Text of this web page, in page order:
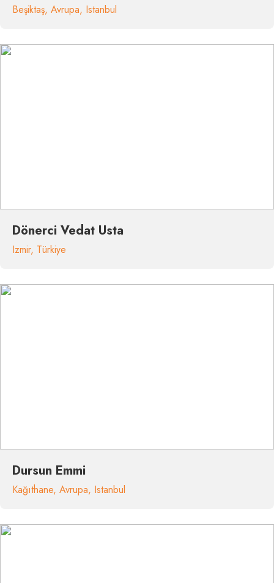
Beşiktaş, Avrupa, Istanbul
Dönerci Vedat Usta
Izmir, Türkiye
Dursun Emmi
Kağıthane, Avrupa, Istanbul